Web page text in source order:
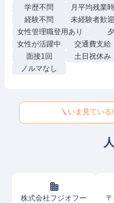
学歴不問
月平均残業
経験不問
未経験者歓迎
女性管理職登用あり
女性が活躍中
交通費支給
面接1回
土日祝休み
ノルマなし
いま見ている
株式会社フジオフー